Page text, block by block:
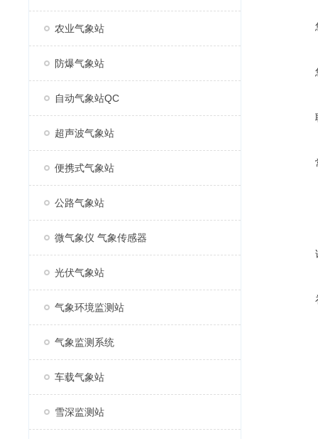
农业气象站
防爆气象站
自动气象站QC
超声波气象站
便携式气象站
公路气象站
微气象仪 气象传感器
光伏气象站
气象环境监测站
气象监测系统
车载气象站
雪深监测站